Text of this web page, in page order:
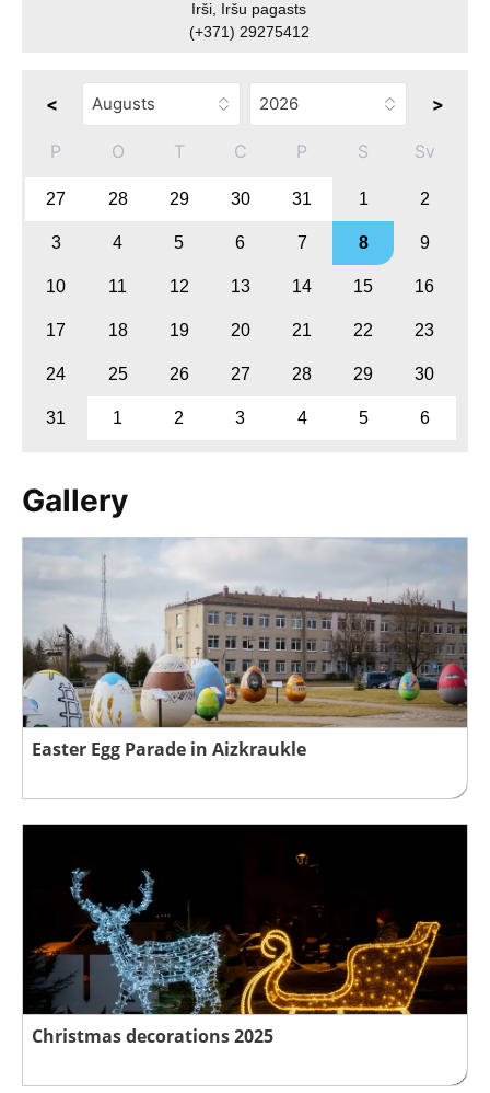
Irši, Iršu pagasts
(+371) 29275412
< >
P O T C P S Sv
27 28 29 30 31 1 2
3 4 5 6 7 8 9
10 11 12 13 14 15 16
17 18 19 20 21 22 23
24 25 26 27 28 29 30
31 1 2 3 4 5 6
Gallery
Easter Egg Parade in Aizkraukle
Christmas decorations 2025